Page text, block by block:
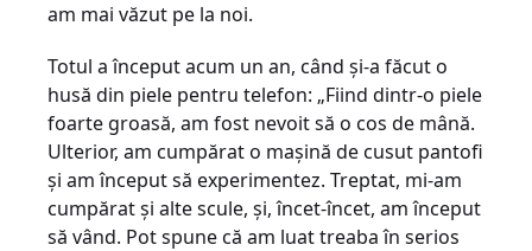
am mai văzut pe la noi.
Totul a început acum un an, când şi-a făcut o
husă din piele pentru telefon: „Fiind dintr-o piele
foarte groasă, am fost nevoit să o cos de mână.
Ulterior, am cumpărat o maşină de cusut pantofi
şi am început să experimentez. Treptat, mi-am
cumpărat şi alte scule, şi, încet-încet, am început
să vând. Pot spune că am luat treaba în serios